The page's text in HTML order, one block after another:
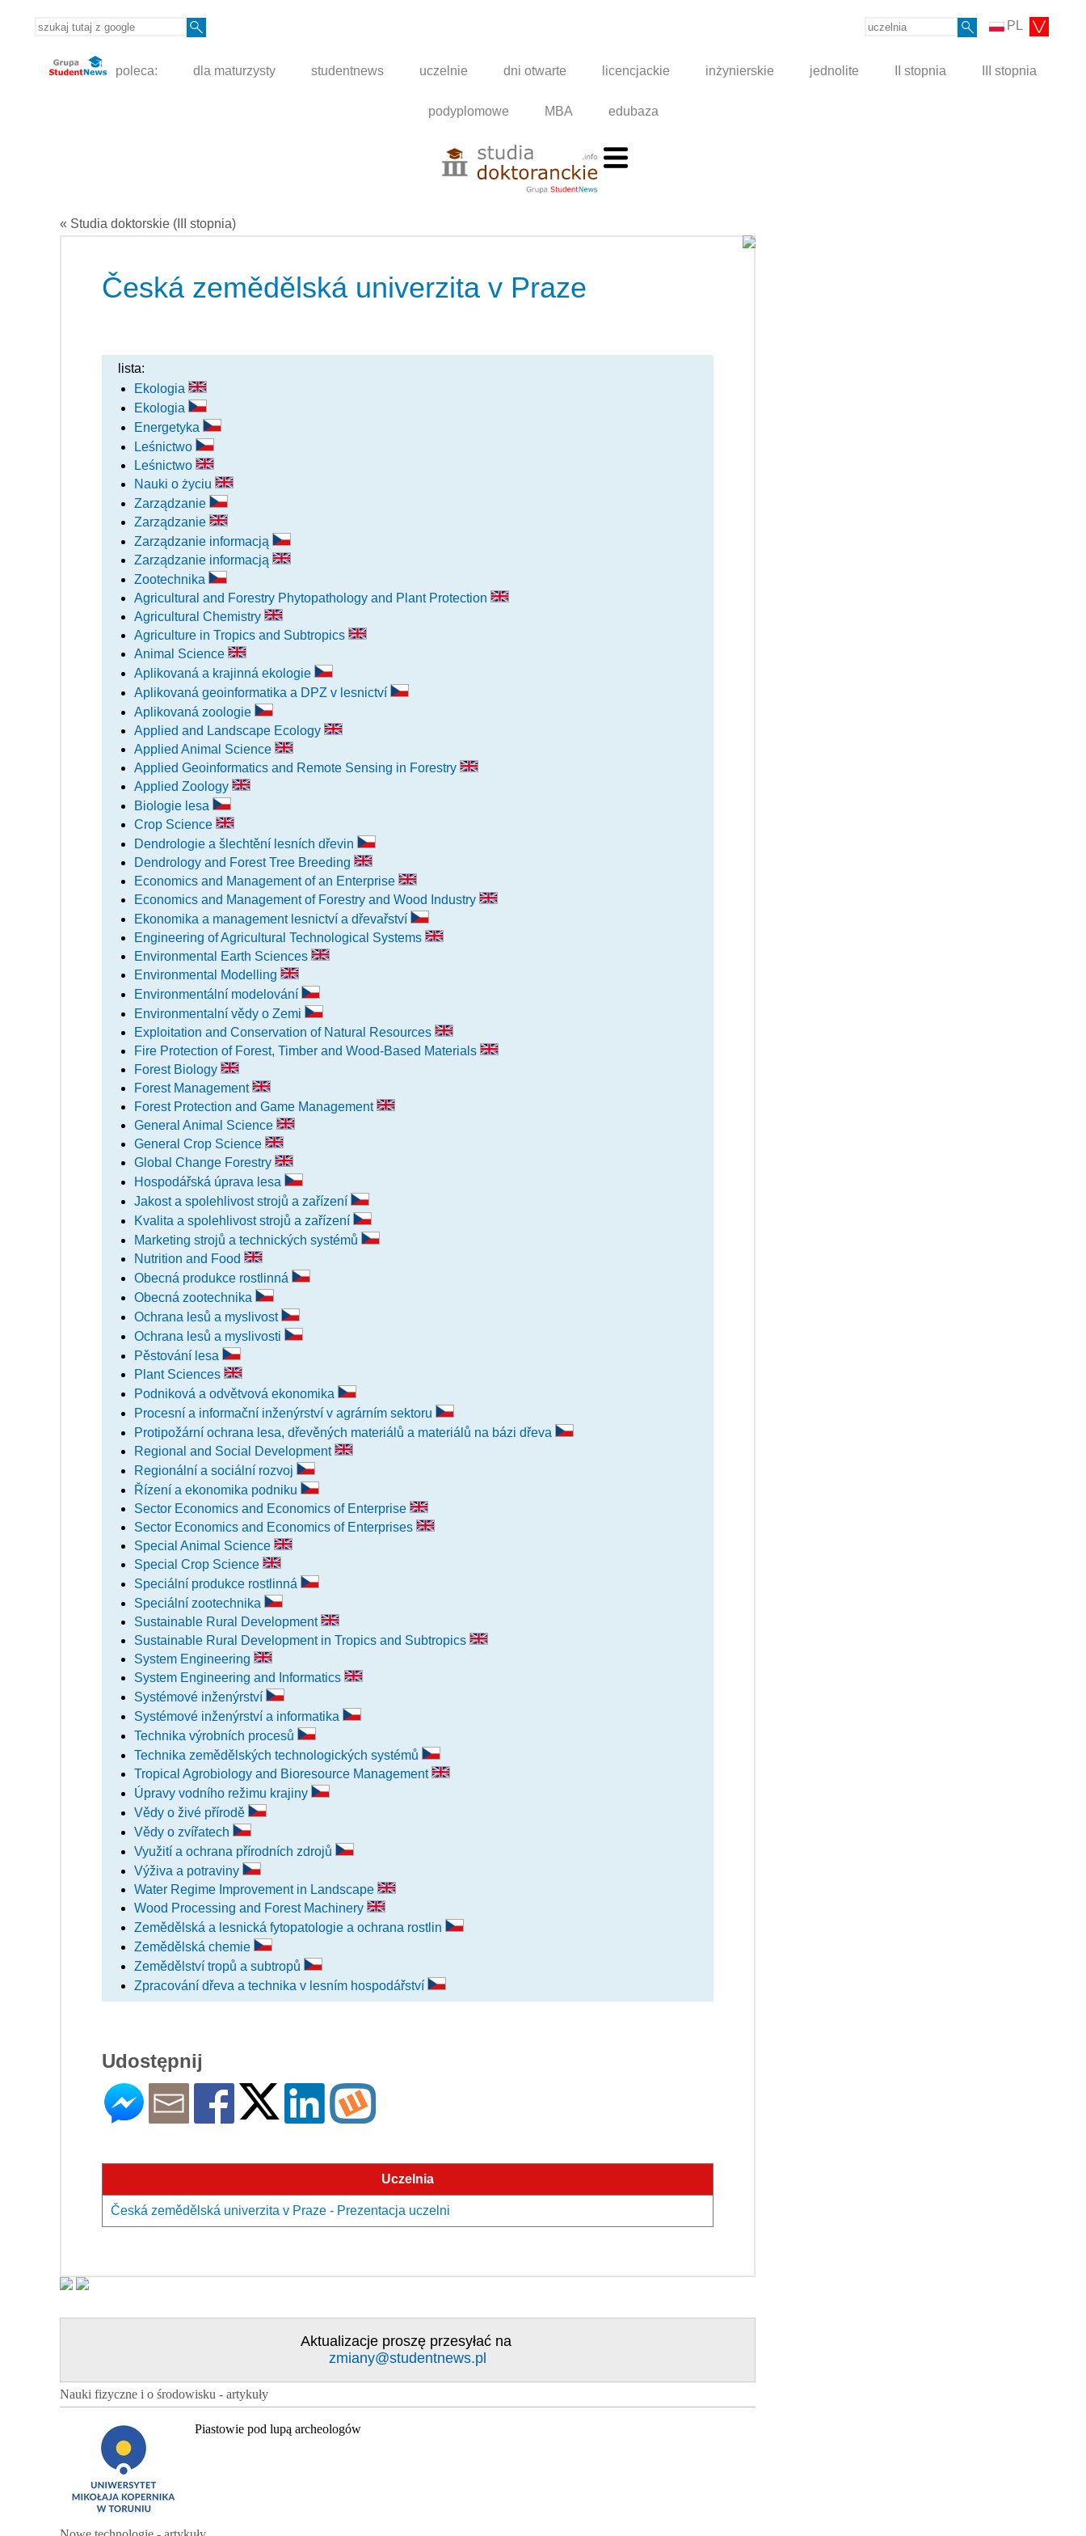
PL
poleca: dla maturzysty studentnews uczelnie dni otwarte licencjackie inżynierskie jednolite II stopnia III stopnia
podyplomowe MBA edubaza
« Studia doktorskie (III stopnia)
Česká zemědělská univerzita v Praze
lista:
Ekologia
Ekologia
Energetyka
Leśnictwo
Leśnictwo
Nauki o życiu
Zarządzanie
Zarządzanie
Zarządzanie informacją
Zarządzanie informacją
Zootechnika
Agricultural and Forestry Phytopathology and Plant Protection
Agricultural Chemistry
Agriculture in Tropics and Subtropics
Animal Science
Aplikovaná a krajinná ekologie
Aplikovaná geoinformatika a DPZ v lesnictví
Aplikovaná zoologie
Applied and Landscape Ecology
Applied Animal Science
Applied Geoinformatics and Remote Sensing in Forestry
Applied Zoology
Biologie lesa
Crop Science
Dendrologie a šlechtění lesních dřevin
Dendrology and Forest Tree Breeding
Economics and Management of an Enterprise
Economics and Management of Forestry and Wood Industry
Ekonomika a management lesnictví a dřevařství
Engineering of Agricultural Technological Systems
Environmental Earth Sciences
Environmental Modelling
Environmentální modelování
Environmentalní vědy o Zemi
Exploitation and Conservation of Natural Resources
Fire Protection of Forest, Timber and Wood-Based Materials
Forest Biology
Forest Management
Forest Protection and Game Management
General Animal Science
General Crop Science
Global Change Forestry
Hospodářská úprava lesa
Jakost a spolehlivost strojů a zařízení
Kvalita a spolehlivost strojů a zařízení
Marketing strojů a technických systémů
Nutrition and Food
Obecná produkce rostlinná
Obecná zootechnika
Ochrana lesů a myslivost
Ochrana lesů a myslivosti
Pěstování lesa
Plant Sciences
Podniková a odvětvová ekonomika
Procesní a informační inženýrství v agrárním sektoru
Protipožární ochrana lesa, dřevěných materiálů a materiálů na bázi dřeva
Regional and Social Development
Regionální a sociální rozvoj
Řízení a ekonomika podniku
Sector Economics and Economics of Enterprise
Sector Economics and Economics of Enterprises
Special Animal Science
Special Crop Science
Speciální produkce rostlinná
Speciální zootechnika
Sustainable Rural Development
Sustainable Rural Development in Tropics and Subtropics
System Engineering
System Engineering and Informatics
Systémové inženýrství
Systémové inženýrství a informatika
Technika výrobních procesů
Technika zemědělských technologických systémů
Tropical Agrobiology and Bioresource Management
Úpravy vodního režimu krajiny
Vědy o živé přírodě
Vědy o zvířatech
Využití a ochrana přírodních zdrojů
Výživa a potraviny
Water Regime Improvement in Landscape
Wood Processing and Forest Machinery
Zemědělská a lesnická fytopatologie a ochrana rostlin
Zemědělská chemie
Zemědělství tropů a subtropů
Zpracování dřeva a technika v lesním hospodářství
Udostępnij
Uczelnia
Česká zemědělská univerzita v Praze - Prezentacja uczelni
Aktualizacje proszę przesyłać na
zmiany@studentnews.pl
Nauki fizyczne i o środowisku - artykuły
Piastowie pod lupą archeologów